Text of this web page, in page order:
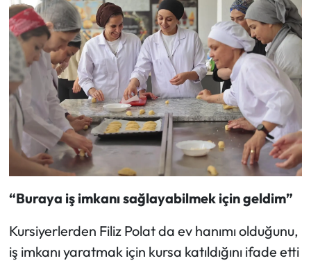
“Buraya iş imkanı sağlayabilmek için geldim”
Kursiyerlerden Filiz Polat da ev hanımı olduğunu,
iş imkanı yaratmak için kursa katıldığını ifade etti